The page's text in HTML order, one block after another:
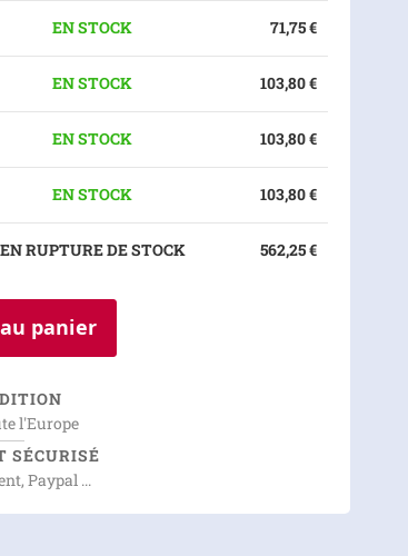
EN STOCK 71,75 €
EN STOCK 103,80 €
EN STOCK 103,80 €
EN STOCK 103,80 €
EN RUPTURE DE STOCK 562,25 €
panier
l'Europe
SÉCURISÉ
Paypal ...